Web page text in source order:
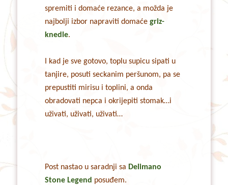
spremiti i domaće rezance, a možda je
najbolji izbor napraviti domaćegriz-
knedle.
I kad je sve gotovo, toplu supicu sipati u
tanjire, posuti seckanim peršunom, pa se
prepustiti mirisu i toplini, a onda
obradovati nepca i okrijepiti stomak…i
uživati, uživati, uživati…
Post nastao u saradnji sa Delimano
Stone Legend posuđem.